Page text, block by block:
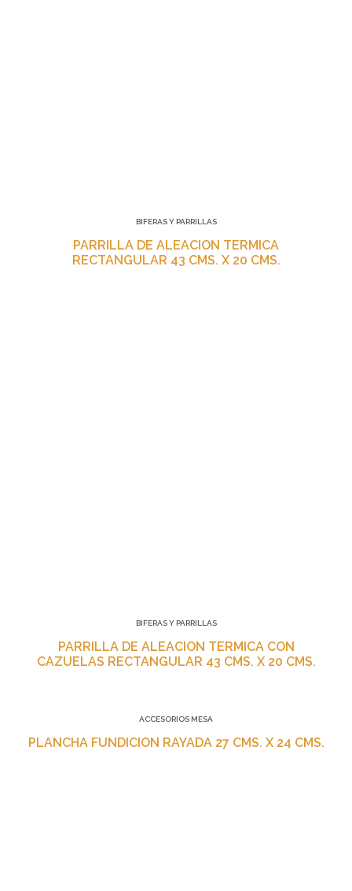
BIFERAS Y PARRILLAS
PARRILLA DE ALEACION TERMICA
RECTANGULAR 43 CMS. X 20 CMS.
BIFERAS Y PARRILLAS
PARRILLA DE ALEACION TERMICA CON
CAZUELAS RECTANGULAR 43 CMS. X 20 CMS.
ACCESORIOS MESA
PLANCHA FUNDICION RAYADA 27 CMS. X 24 CMS.